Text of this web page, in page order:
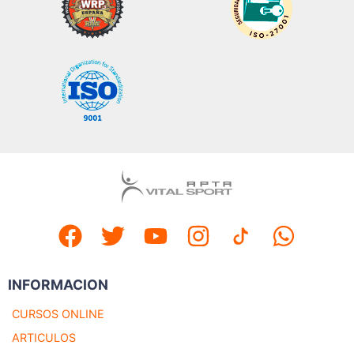
INFORMACION
CURSOS ONLINE
ARTICULOS